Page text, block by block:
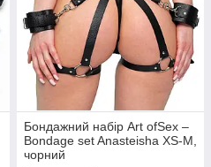
Бондажний набір Art ofSex –
Bondage set Anasteisha XS-M,
чорний